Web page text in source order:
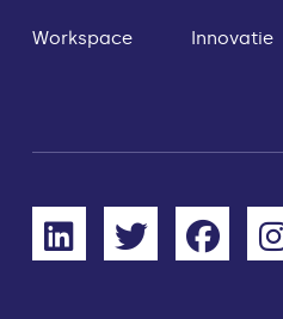
Workspace Innovatie